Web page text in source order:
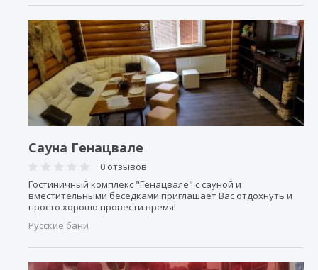
Сауна Генацвале
0 отзывов
Гостиничный комплекс "Генацвале" с сауной и
вместительными беседками приглашает Вас отдохнуть и
просто хорошо провести время!
Русские бани